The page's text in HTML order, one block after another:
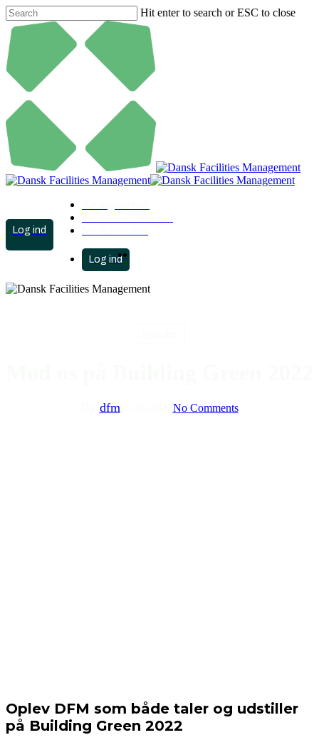
Skip
to
main
content
Hit enter to search or ESC to close
Close
Search
search
account
Menu
search
account
dfm No Comments
Oplev DFM som både taler og udstiller
på Building Green 2022